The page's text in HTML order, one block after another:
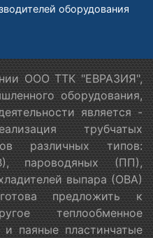
оборудования
ООО ТТК "ЕВРАЗИЯ",
оборудования,
является -
трубчатых
различных типов:
пароводяных (ПП),
выпара (ОВА)
предложить к
теплообменное
паяные пластинчатые